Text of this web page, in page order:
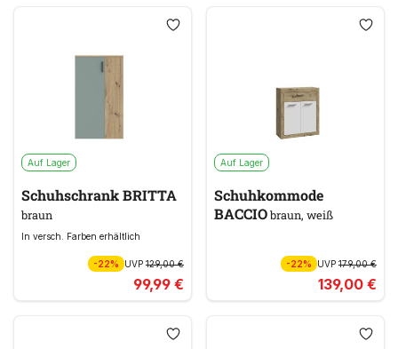
Auf Lager
Schuhschrank BRITTA
braun
In versch. Farben erhältlich
-22% UVP 129,00 €
99,99 €
Auf Lager
Schuhkommode
BACCIObraun, weiß
-22% UVP179,00 €
139,00 €